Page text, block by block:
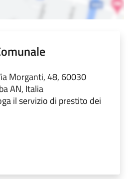
Morganti, 48, 60030
AN, Italia
il servizio di prestito dei